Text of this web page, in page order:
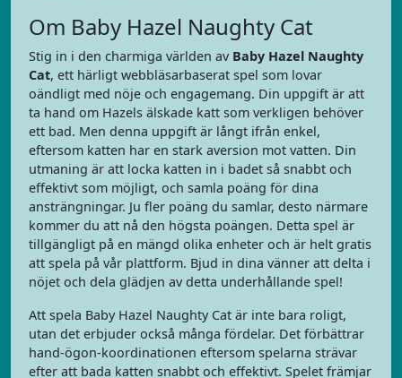
Om Baby Hazel Naughty Cat
Stig in i den charmiga världen av Baby Hazel Naughty
Cat, ett härligt webbläsarbaserat spel som lovar
oändligt med nöje och engagemang. Din uppgift är att
ta hand om Hazels älskade katt som verkligen behöver
ett bad. Men denna uppgift är långt ifrån enkel,
eftersom katten har en stark aversion mot vatten. Din
utmaning är att locka katten in i badet så snabbt och
effektivt som möjligt, och samla poäng för dina
ansträngningar. Ju fler poäng du samlar, desto närmare
kommer du att nå den högsta poängen. Detta spel är
tillgängligt på en mängd olika enheter och är helt gratis
att spela på vår plattform. Bjud in dina vänner att delta i
nöjet och dela glädjen av detta underhållande spel!
Att spela Baby Hazel Naughty Cat är inte bara roligt,
utan det erbjuder också många fördelar. Det förbättrar
hand-ögon-koordinationen eftersom spelarna strävar
efter att bada katten snabbt och effektivt. Spelet främjar